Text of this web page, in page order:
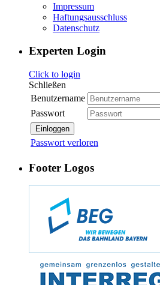
Impressum
Haftungsausschluss
Datenschutz
Experten Login
Click to login
Schließen
Benutzername
Passwort
Einloggen
Passwort verloren
Footer Logos